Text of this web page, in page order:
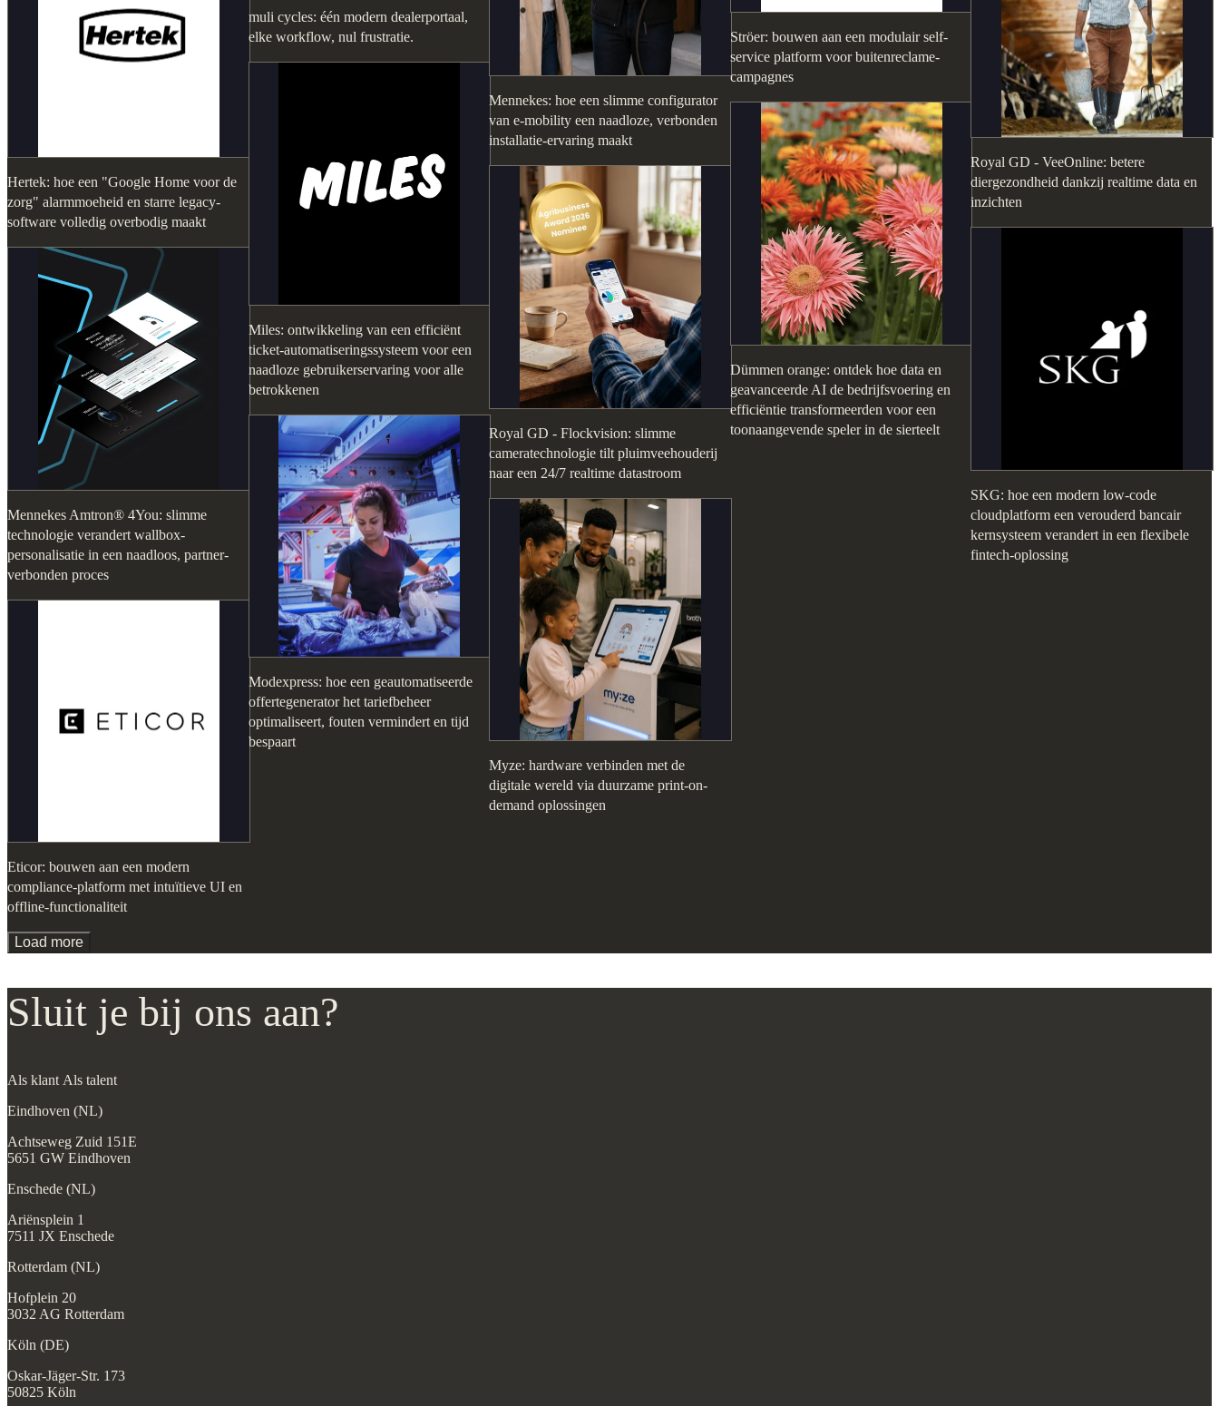
Hertek: hoe een "Google Home voor de
zorg" alarmmoeheid en starre legacy-
software volledig overbodig maakt
Mennekes Amtron® 4You: slimme
technologie verandert wallbox-
personalisatie in een naadloos, partner-
verbonden proces
Eticor: bouwen aan een modern
compliance-platform met intuïtieve UI en
offline-functionaliteit
muli cycles: één modern dealerportaal,
elke workflow, nul frustratie.
Miles: ontwikkeling van een efficiënt
ticket-automatiseringssysteem voor een
naadloze gebruikerservaring voor alle
betrokkenen
Modexpress: hoe een geautomatiseerde
offertegenerator het tariefbeheer
optimaliseert, fouten vermindert en tijd
bespaart
Mennekes: hoe een slimme configurator
van e-mobility een naadloze, verbonden
installatie-ervaring maakt
Royal GD - Flockvision: slimme
cameratechnologie tilt pluimveehouderij
naar een 24/7 realtime datastroom
Myze: hardware verbinden met de
digitale wereld via duurzame print-on-
demand oplossingen
Ströer: bouwen aan een modulair self-
service platform voor buitenreclame-
campagnes
Dümmen orange: ontdek hoe data en
geavanceerde AI de bedrijfsvoering en
efficiëntie transformeerden voor een
toonaangevende speler in de sierteelt
Royal GD - VeeOnline: betere
diergezondheid dankzij realtime data en
inzichten
SKG: hoe een modern low-code
cloudplatform een verouderd bancair
kernsysteem verandert in een flexibele
fintech-oplossing
Load more
Sluit je bij ons aan?
Als klant Als talent
Eindhoven (NL)
Achtseweg Zuid 151E
5651 GW Eindhoven
Enschede (NL)
Ariënsplein 1
7511 JX Enschede
Rotterdam (NL)
Hofplein 20
3032 AG Rotterdam
Köln (DE)
Oskar-Jäger-Str. 173
50825 Köln